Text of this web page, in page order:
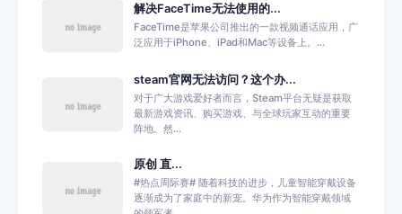
解决FaceTime无法使用的...
FaceTime是苹果公司推出的一款视频通话应用，广
泛应用于iPhone、iPad和Mac等设备上。...
steam官网无法访问？这个办...
对于广大游戏爱好者而言，Steam平台无疑是获取
最新游戏资讯、购买游戏、与全球玩家互动的重要
阵地。然...
原创 直...
#热点周际赛# 随着科技的进步，儿童智能穿戴设备
逐渐成为了家庭中的新宠。华为作为智能穿戴领域